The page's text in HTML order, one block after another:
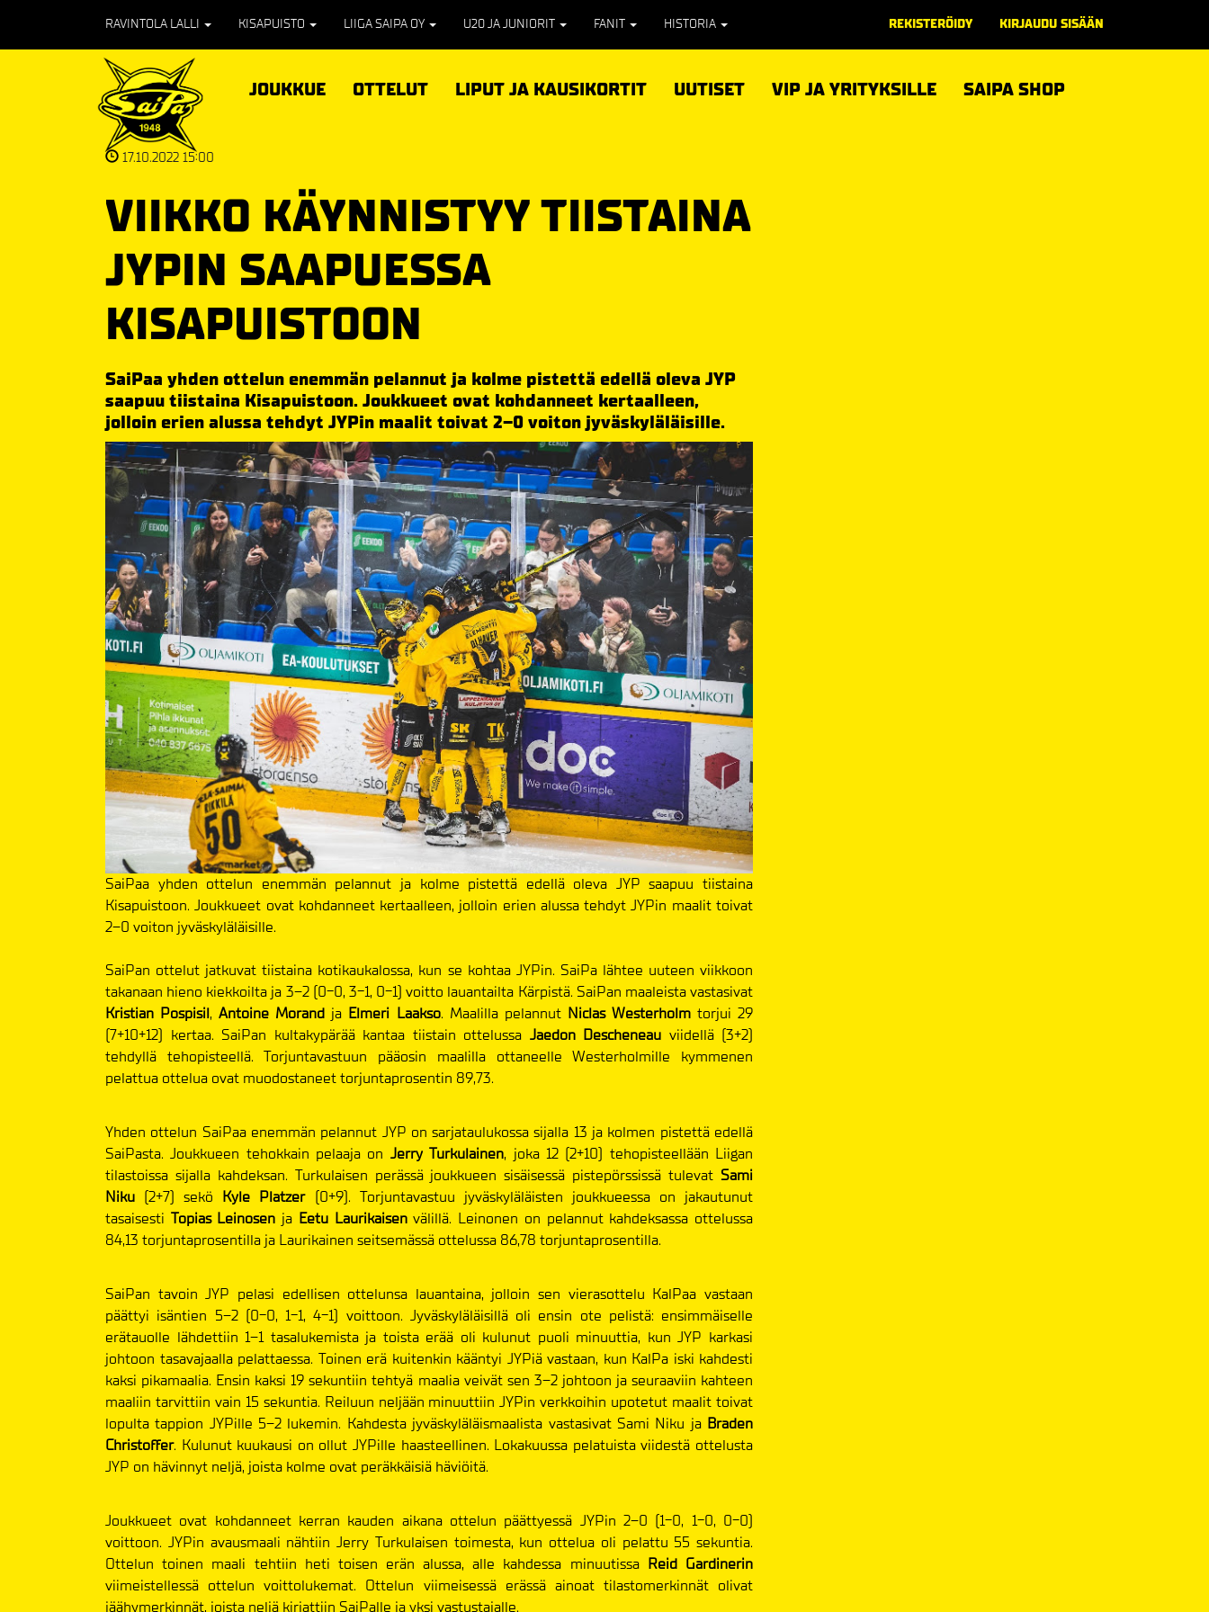
RAVINTOLA LALLI KISAPUISTO LIIGA SAIPA OY U20 JA JUNIORIT FANIT HISTORIA REKISTERÖIDY KIRJAUDU SISÄÄN
JOUKKUE OTTELUT LIPUT JA KAUSIKORTIT UUTISET VIP JA YRITYKSILLE SAIPA SHOP
17.10.2022 15:00
VIIKKO KÄYNNISTYY TIISTAINA
JYPIN SAAPUESSA
KISAPUISTOON
SaiPaa yhden ottelun enemmän pelannut ja kolme pistettä edellä oleva JYP
saapuu tiistaina Kisapuistoon. Joukkueet ovat kohdanneet kertaalleen,
jolloin erien alussa tehdyt JYPin maalit toivat 2–0 voiton jyväskyläläisille.
SaiPaa yhden ottelun enemmän pelannut ja kolme pistettä edellä oleva JYP saapuu tiistaina
Kisapuistoon. Joukkueet ovat kohdanneet kertaalleen, jolloin erien alussa tehdyt JYPin maalit toivat
2–0 voiton jyväskyläläisille.
SaiPan ottelut jatkuvat tiistaina kotikaukalossa, kun se kohtaa JYPin. SaiPa lähtee uuteen viikkoon
takanaan hieno kiekkoilta ja 3–2 (0-0, 3-1, 0-1) voitto lauantailta Kärpistä. SaiPan maaleista vastasivat
Kristian Pospisil,Antoine Morand ja Elmeri Laakso. Maalilla pelannut Niclas Westerholm torjui 29
(7+10+12) kertaa. SaiPan kultakypärää kantaa tiistain ottelussa Jaedon Descheneau viidellä (3+2)
tehdyllä tehopisteellä. Torjuntavastuun pääosin maalilla ottaneelle Westerholmille kymmenen
pelattua ottelua ovat muodostaneet torjuntaprosentin 89,73.
Yhden ottelun SaiPaa enemmän pelannut JYP on sarjataulukossa sijalla 13 ja kolmen pistettä edellä
SaiPasta. Joukkueen tehokkain pelaaja on Jerry Turkulainen, joka 12 (2+10) tehopisteellään Liigan
tilastoissa sijalla kahdeksan. Turkulaisen perässä joukkueen sisäisessä pistepörssissä tulevat Sami
Niku (2+7) sekö Kyle Platzer (0+9). Torjuntavastuu jyväskyläläisten joukkueessa on jakautunut
tasaisesti Topias Leinosen ja Eetu Laurikaisenvälillä. Leinonen on pelannut kahdeksassa ottelussa
84,13 torjuntaprosentilla ja Laurikainen seitsemässä ottelussa 86,78 torjuntaprosentilla.
SaiPan tavoin JYP pelasi edellisen ottelunsa lauantaina, jolloin sen vierasottelu KalPaa vastaan
päättyi isäntien 5–2 (0-0, 1-1, 4-1) voittoon. Jyväskyläläisillä oli ensin ote pelistä: ensimmäiselle
erätauolle lähdettiin 1–1 tasalukemista ja toista erää oli kulunut puoli minuuttia, kun JYP karkasi
johtoon tasavajaalla pelattaessa. Toinen erä kuitenkin kääntyi JYPiä vastaan, kun KalPa iski kahdesti
kaksi pikamaalia. Ensin kaksi 19 sekuntiin tehtyä maalia veivät sen 3–2 johtoon ja seuraaviin kahteen
maaliin tarvittiin vain 15 sekuntia. Reiluun neljään minuuttiin JYPin verkkoihin upotetut maalit toivat
lopulta tappion JYPille 5–2 lukemin. Kahdesta jyväskyläläismaalista vastasivat Sami Niku ja Braden
Christoffer. Kulunut kuukausi on ollut JYPille haasteellinen. Lokakuussa pelatuista viidestä ottelusta
JYP on hävinnyt neljä, joista kolme ovat peräkkäisiä häviöitä.
Joukkueet ovat kohdanneet kerran kauden aikana ottelun päättyessä JYPin 2–0 (1-0, 1-0, 0-0)
voittoon. JYPin avausmaali nähtiin Jerry Turkulaisen toimesta, kun ottelua oli pelattu 55 sekuntia.
Ottelun toinen maali tehtiin heti toisen erän alussa, alle kahdessa minuutissa Reid Gardinerin
viimeistellessä ottelun voittolukemat. Ottelun viimeisessä erässä ainoat tilastomerkinnät olivat
jäähymerkinnät, joista neljä kirjattiin SaiPalle ja yksi vastustajalle.